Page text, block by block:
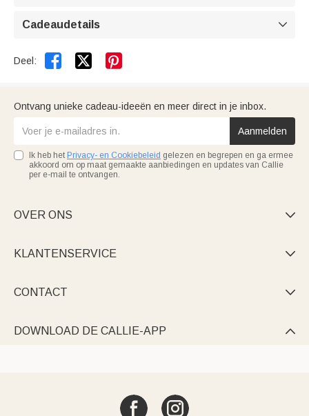
Cadeaudetails 
Deel:  
Ontvang unieke cadeau-ideeën en meer direct in je inbox.
Aanmelden
Ik heb het Privacy- en Cookiebeleid gelezen en begrepen en ga ermee
akkoord om op maat gemaakte aanbiedingen en updates van Callie
per e-mail te ontvangen.
OVER ONS 
KLANTENSERVICE 
CONTACT 
DOWNLOAD DE CALLIE-APP 